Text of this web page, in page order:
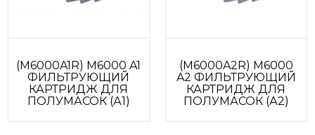
(M6000A1R) M6000 A1
ФИЛЬТРУЮЩИЙ
КАРТРИДЖ ДЛЯ
ПОЛУМАСОК (А1)
(M6000A2R) M6000
A2 ФИЛЬТРУЮЩИЙ
КАРТРИДЖ ДЛЯ
ПОЛУМАСОК (А2)